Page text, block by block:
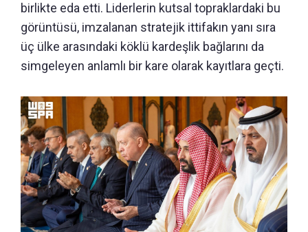
birlikte eda etti. Liderlerin kutsal topraklardaki bu
görüntüsü, imzalanan stratejik ittifakın yanı sıra
üç ülke arasındaki köklü kardeşlik bağlarını da
simgeleyen anlamlı bir kare olarak kayıtlara geçti.